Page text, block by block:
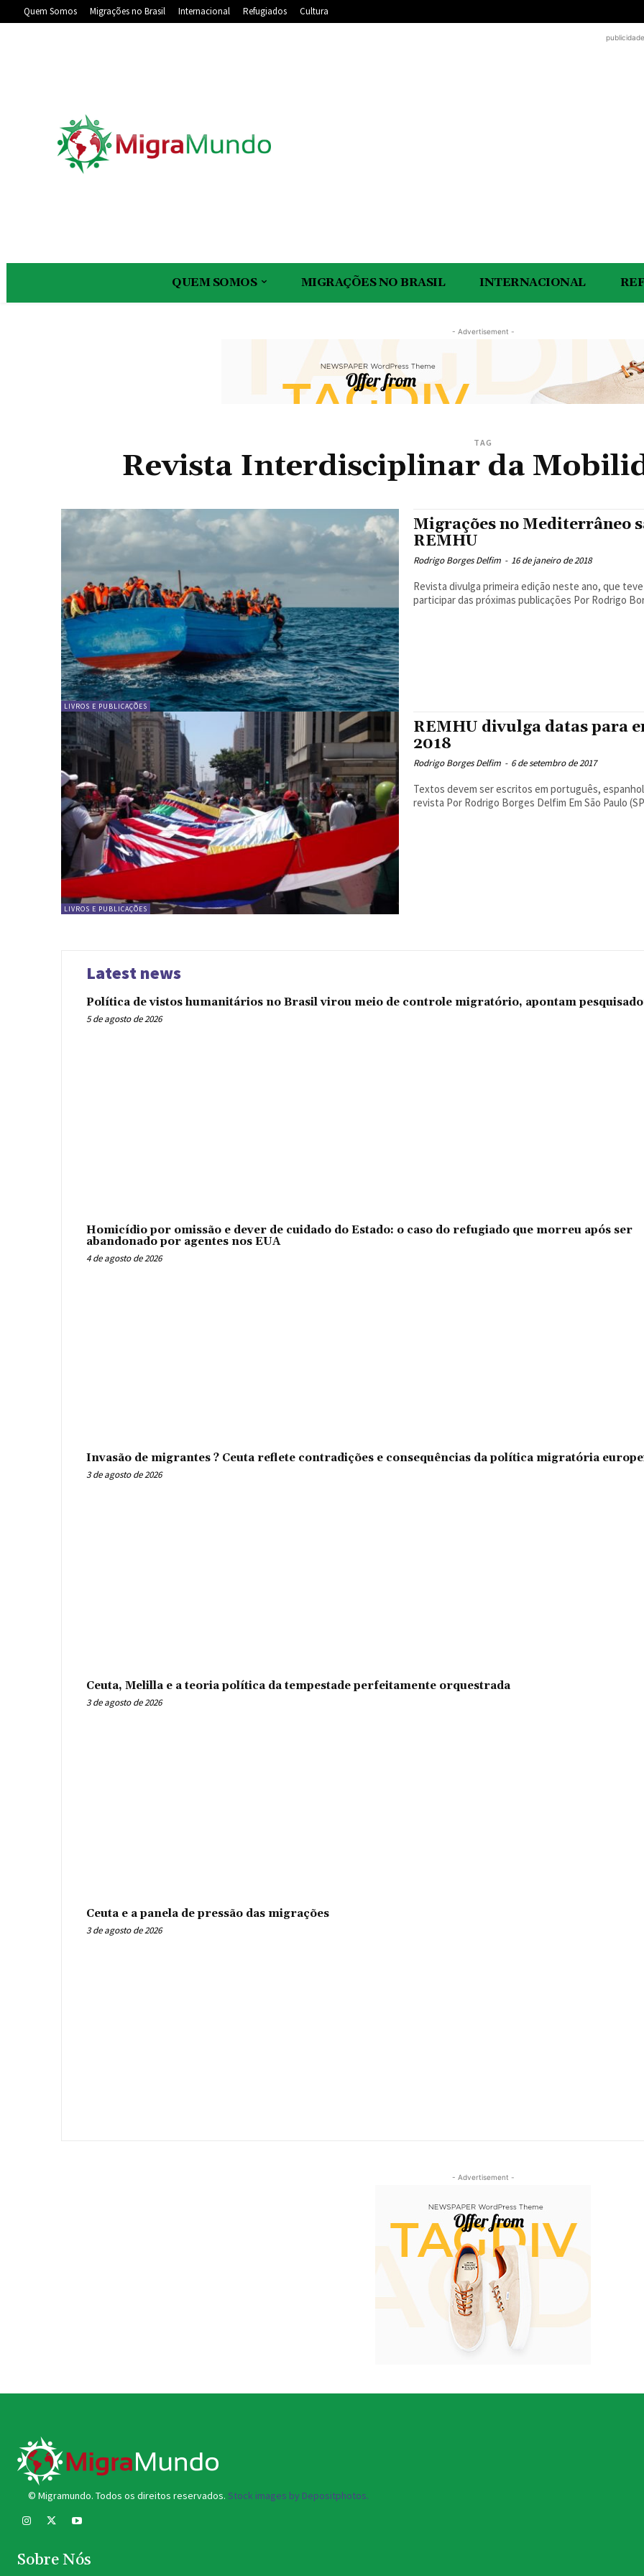
Quem Somos Migrações no Brasil Internacional Refugiados Cultura
QUEM SOMOS MIGRAÇÕES NO BRASIL INTERNACIONAL
- Advertisement -
TAG
Revista Interdisciplinar da
LIVROS E PUBLICAÇÕES
Migrações no Mediterrâneo
REMHU
Rodrigo Borges Delfim - 16 de janeiro de 2018
Revista divulga primeira edição neste ano, que
participar das próximas publicações Por
LIVROS E PUBLICAÇÕES
REMHU divulga datas para
2018
Rodrigo Borges Delfim - 6 de setembro de 2017
Textos devem ser escritos em português,
Latest news
Política de vistos humanitários no Brasil virou meio de controle migratório, apontam
5 de agosto de 2026
Homicídio por omissão e dever de cuidado do Estado: o caso do refugiado que morreu após ser
abandonado por agentes nos EUA
4 de agosto de 2026
Invasão de migrantes ? Ceuta reflete contradições e consequências da política migratória
3 de agosto de 2026
Ceuta, Melilla e a teoria política da tempestade perfeitamente orquestrada
3 de agosto de 2026
Ceuta e a panela de pressão das migrações
3 de agosto de 2026
- Advertisement -
© Migramundo. Todos os direitos reservados. Stock images by Depositphotos.
Sobre Nós